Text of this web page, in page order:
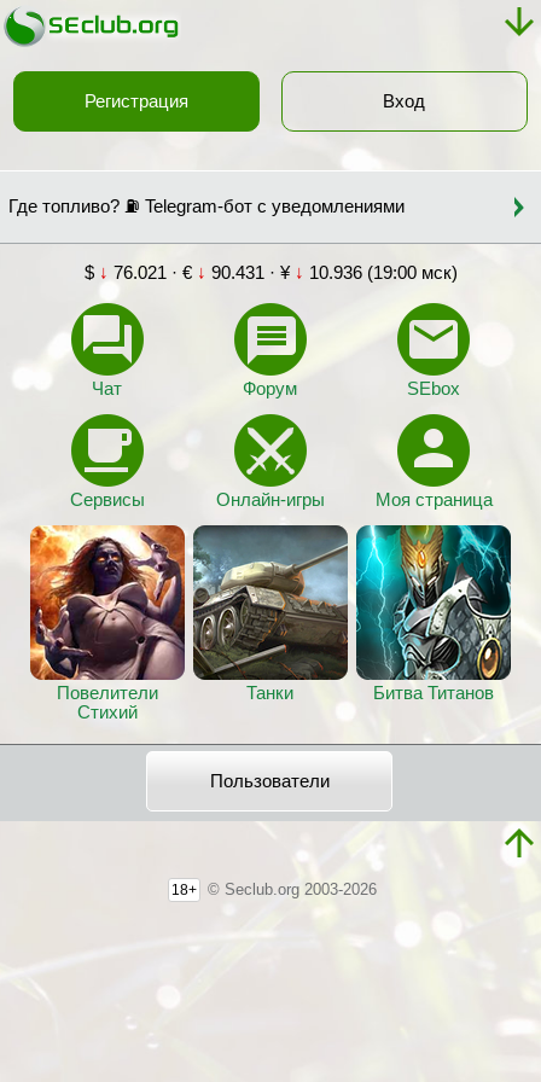
Регистрация Вход
Где топливо? ⛽ Telegram-бот с уведомлениями
$ ↓ 76.021 · € ↓ 90.431 · ¥ ↓ 10.936 (19:00 мск)
Чат Форум SEbox
Сервисы Онлайн-игры Моя страница
Повелители
Стихий
Танки Битва Титанов
Пользователи
18+ © Seclub.org 2003-2026